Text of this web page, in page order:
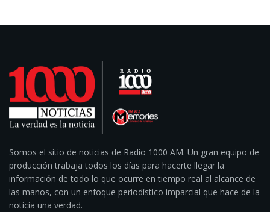
Somos el sitio de noticias de Radio 1000 AM. Un gran equipo de
producción trabaja todos los días para hacerte llegar la
información de todo lo que ocurre en tiempo real al alcance de
las manos, con un enfoque periodístico imparcial que hace de la
noticia una verdad.